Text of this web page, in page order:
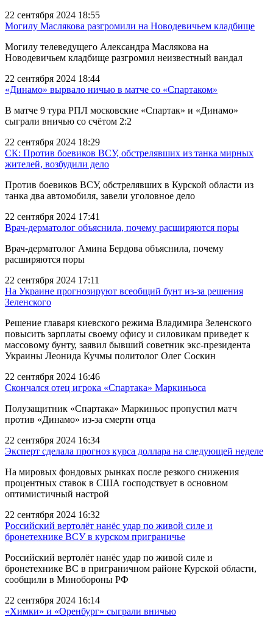
22 сентября 2024 18:55
Могилу Маслякова разгромили на Новодевичьем кладбище
Могилу телеведущего Александра Маслякова на
Новодевичьем кладбище разгромил неизвестный вандал
22 сентября 2024 18:44
«Динамо» вырвало ничью в матче со «Спартаком»
В матче 9 тура РПЛ московские «Спартак» и «Динамо»
сыграли вничью со счётом 2:2
22 сентября 2024 18:29
СК: Против боевиков ВСУ, обстрелявших из танка мирных
жителей, возбудили дело
Против боевиков ВСУ, обстрелявших в Курской области из
танка два автомобиля, завели уголовное дело
22 сентября 2024 17:41
Врач-дерматолог объяснила, почему расширяются поры
Врач-дерматолог Амина Бердова объяснила, почему
расширяются поры
22 сентября 2024 17:11
На Украине прогнозируют всеобщий бунт из-за решения
Зеленского
Решение главаря киевского режима Владимира Зеленского
повысить зарплаты своему офису и силовикам приведет к
массовому бунту, заявил бывший советник экс-президента
Украины Леонида Кучмы политолог Олег Соскин
22 сентября 2024 16:46
Скончался отец игрока «Спартака» Маркиньоса
Полузащитник «Спартака» Маркиньос пропустил матч
против «Динамо» из-за смерти отца
22 сентября 2024 16:34
Эксперт сделала прогноз курса доллара на следующей неделе
На мировых фондовых рынках после резкого снижения
процентных ставок в США господствует в основном
оптимистичный настрой
22 сентября 2024 16:32
Российский вертолёт нанёс удар по живой силе и
бронетехнике ВСУ в курском приграничье
Российский вертолёт нанёс удар по живой силе и
бронетехнике ВС в приграничном районе Курской области,
сообщили в Минобороны РФ
22 сентября 2024 16:14
«Химки» и «Оренбург» сыграли вничью